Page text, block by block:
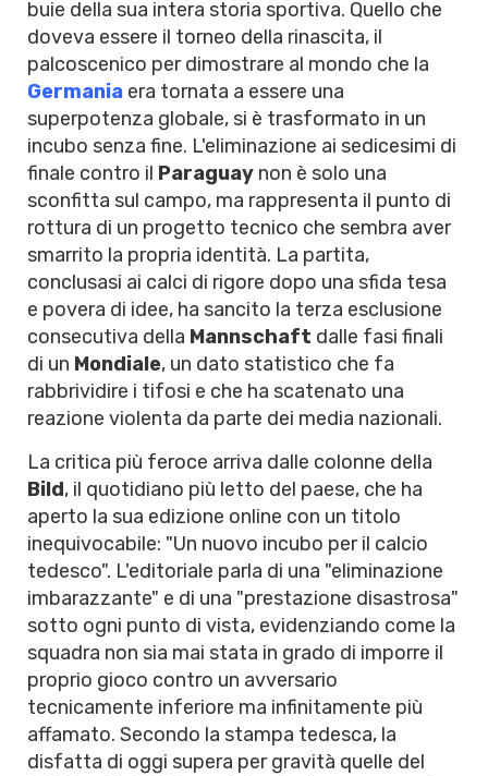
buie della sua intera storia sportiva. Quello che
doveva essere il torneo della rinascita, il
palcoscenico per dimostrare al mondo che la
Germania era tornata a essere una
superpotenza globale, si è trasformato in un
incubo senza fine. L'eliminazione ai sedicesimi di
finale contro il Paraguay non è solo una
sconfitta sul campo, ma rappresenta il punto di
rottura di un progetto tecnico che sembra aver
smarrito la propria identità. La partita,
conclusasi ai calci di rigore dopo una sfida tesa
e povera di idee, ha sancito la terza esclusione
consecutiva della Mannschaft dalle fasi finali
di un Mondiale, un dato statistico che fa
rabbrividire i tifosi e che ha scatenato una
reazione violenta da parte dei media nazionali.
La critica più feroce arriva dalle colonne della
Bild, il quotidiano più letto del paese, che ha
aperto la sua edizione online con un titolo
inequivocabile: "Un nuovo incubo per il calcio
tedesco". L'editoriale parla di una "eliminazione
imbarazzante" e di una "prestazione disastrosa"
sotto ogni punto di vista, evidenziando come la
squadra non sia mai stata in grado di imporre il
proprio gioco contro un avversario
tecnicamente inferiore ma infinitamente più
affamato. Secondo la stampa tedesca, la
disfatta di oggi supera per gravità quelle del